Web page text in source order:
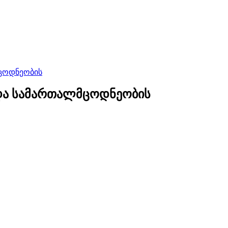
სამართალმცოდნეობის